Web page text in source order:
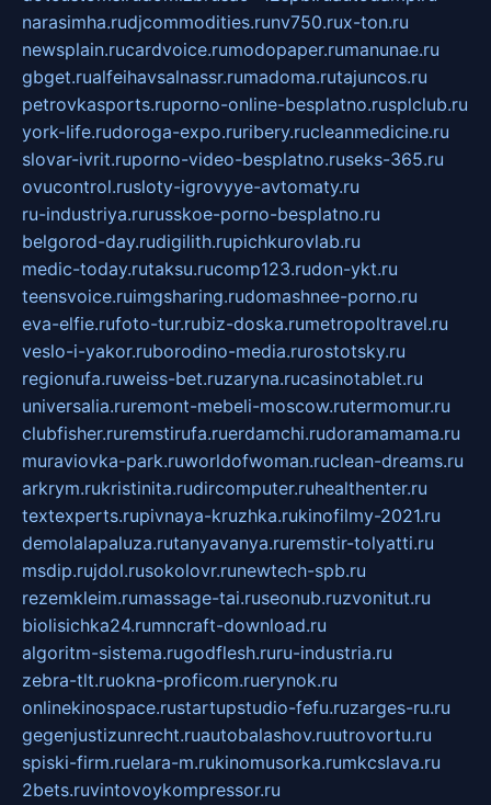
narasimha.rudjcommodities.runv750.rux-ton.ru
newsplain.rucardvoice.rumodopaper.rumanunae.ru
gbget.rualfeihavsalnassr.rumadoma.rutajuncos.ru
petrovkasports.ruporno-online-besplatno.rusplclub.ru
york-life.rudoroga-expo.ruribery.rucleanmedicine.ru
slovar-ivrit.ruporno-video-besplatno.ruseks-365.ru
ovucontrol.rusloty-igrovyye-avtomaty.ru
ru-industriya.rurusskoe-porno-besplatno.ru
belgorod-day.rudigilith.rupichkurovlab.ru
medic-today.rutaksu.rucomp123.rudon-ykt.ru
teensvoice.ruimgsharing.rudomashnee-porno.ru
eva-elfie.rufoto-tur.rubiz-doska.rumetropoltravel.ru
veslo-i-yakor.ruborodino-media.rurostotsky.ru
regionufa.ruweiss-bet.ruzaryna.rucasinotablet.ru
universalia.ruremont-mebeli-moscow.rutermomur.ru
clubfisher.ruremstirufa.ruerdamchi.rudoramamama.ru
muraviovka-park.ruworldofwoman.ruclean-dreams.ru
arkrym.rukristinita.rudircomputer.ruhealthenter.ru
textexperts.rupivnaya-kruzhka.rukinofilmy-2021.ru
demolalapaluza.rutanyavanya.ruremstir-tolyatti.ru
msdip.rujdol.rusokolovr.runewtech-spb.ru
rezemkleim.rumassage-tai.ruseonub.ruzvonitut.ru
biolisichka24.rumncraft-download.ru
algoritm-sistema.rugodflesh.ruru-industria.ru
zebra-tlt.ruokna-proficom.ruerynok.ru
onlinekinospace.rustartupstudio-fefu.ruzarges-ru.ru
gegenjustizunrecht.ruautobalashov.ruutrovortu.ru
spiski-firm.ruelara-m.rukinomusorka.rumkcslava.ru
2bets.ruvintovoykompressor.ru